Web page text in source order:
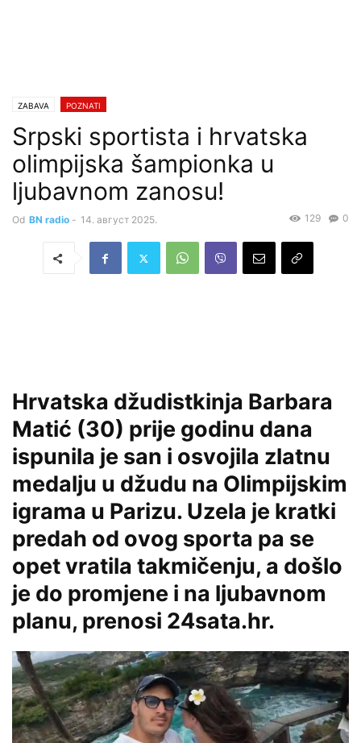
ZABAVA POZNATI
Srpski sportista i hrvatska
olimpijska šampionka u
ljubavnom zanosu!
Od BN radio - 14. август 2025. 0
129
Hrvatska džudistkinja Barbara
Matić (30) prije godinu dana
ispunila je san i osvojila zlatnu
medalju u džudu na Olimpijskim
igrama u Parizu. Uzela je kratki
predah od ovog sporta pa se
opet vratila takmičenju, a došlo
je do promjene i na ljubavnom
planu, prenosi 24sata.hr.